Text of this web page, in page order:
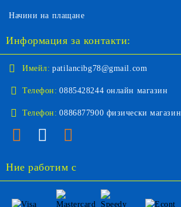
Начини на плащане
Информация за контакти:
Имейл: patilancibg78@gmail.com
Телефон: 0885428244 онлайн магазин
Телефон: 0886877900 физически магазин
Ние работим с